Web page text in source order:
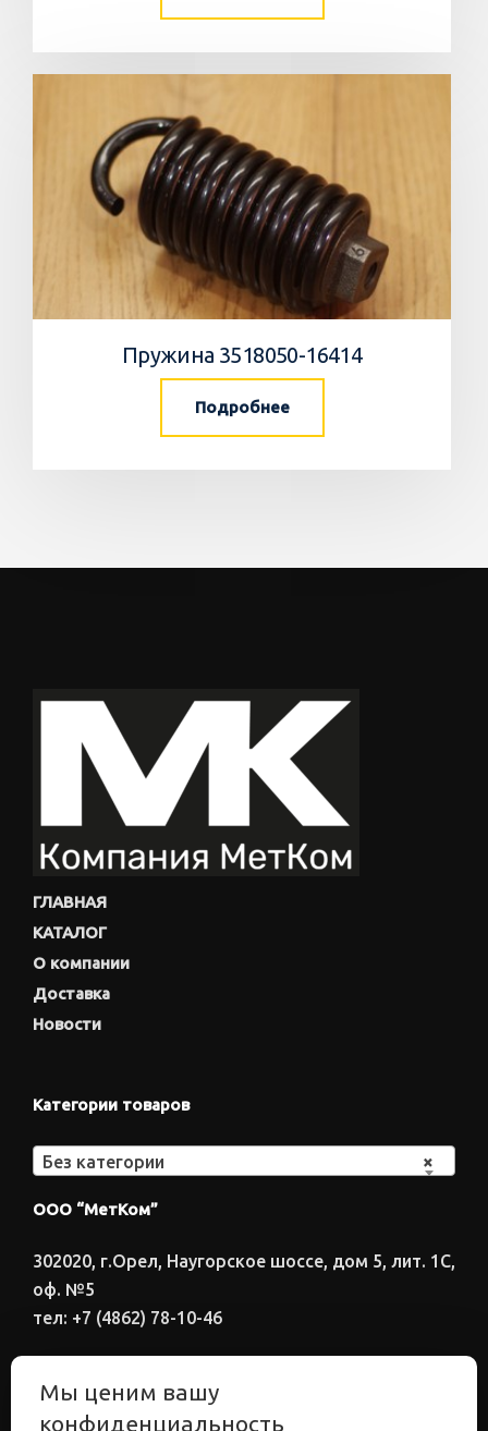
Пружина 3518050-16414
Подробнее
ГЛАВНАЯ
КАТАЛОГ
О компании
Доставка
Новости
Категории товаров
×
Без категории
ООО “МетКом”
302020, г.Орел, Наугорское шоссе, дом 5, лит. 1С,
оф. №5
тел: +7 (4862) 78-10-46
Электронный адрес
Мы ценим вашу
конфиденциальность